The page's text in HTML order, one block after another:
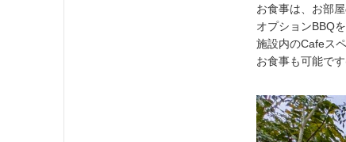
お食事は、お部
オプションBBQ
施設内のCafeス
お食事も可能で